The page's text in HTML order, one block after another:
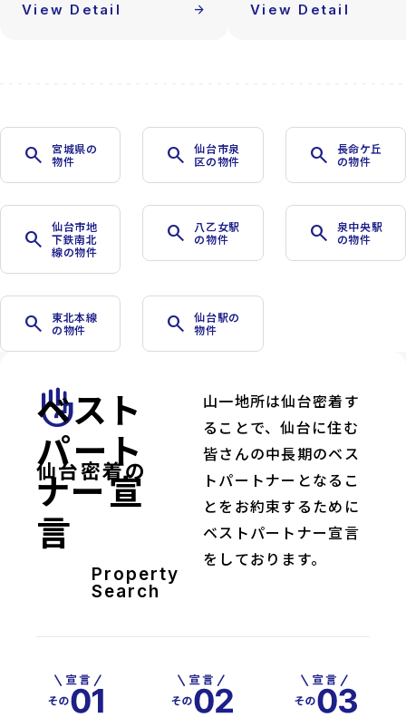
View Detail arrow_forward View Detail
search
宮城県の
物件
search
仙台市泉
区の物件
search
長命ケ丘
の物件
search
仙台市地
下鉄南北
線の物件
search
八乙女駅
の物件
search
泉中央駅
の物件
search
東北本線
の物件
search
仙台駅の
物件
front_hand
仙台密着の
ベスト
パート
ナー宣
言
Property
Search
山一地所は仙台密着す
ることで、仙台に住む
皆さんの中長期のベス
トパートナーとなるこ
とをお約束するために
ベストパートナー宣言
をしております。